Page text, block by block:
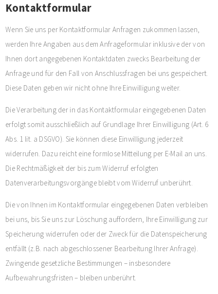
Kontaktformular
Wenn Sie uns per Kontaktformular Anfragen zukommen lassen,
werden Ihre Angaben aus dem Anfrageformular inklusive der von
Ihnen dort angegebenen Kontaktdaten zwecks Bearbeitung der
Anfrage und für den Fall von Anschlussfragen bei uns gespeichert.
Diese Daten geben wir nicht ohne Ihre Einwilligung weiter.
Die Verarbeitung der in das Kontaktformular eingegebenen Daten
erfolgt somit ausschließlich auf Grundlage Ihrer Einwilligung (Art. 6
Abs. 1 lit. a DSGVO). Sie können diese Einwilligung jederzeit
widerrufen. Dazu reicht eine formlose Mitteilung per E-Mail an uns.
Die Rechtmäßigkeit der bis zum Widerruf erfolgten
Datenverarbeitungsvorgänge bleibt vom Widerruf unberührt.
Die von Ihnen im Kontaktformular eingegebenen Daten verbleiben
bei uns, bis Sie uns zur Löschung auffordern, Ihre Einwilligung zur
Speicherung widerrufen oder der Zweck für die Datenspeicherung
entfällt (z.B. nach abgeschlossener Bearbeitung Ihrer Anfrage).
Zwingende gesetzliche Bestimmungen – insbesondere
Aufbewahrungsfristen – bleiben unberührt.